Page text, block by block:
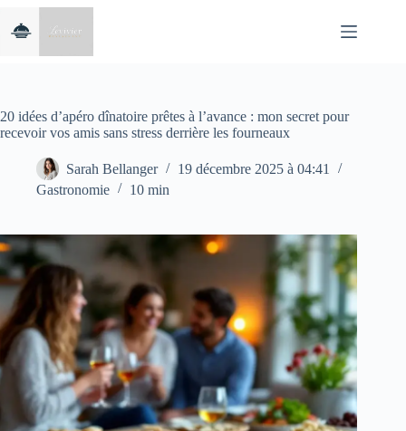
contenu
20 idées d’apéro dînatoire prêtes à l’avance : mon secret pour
recevoir vos amis sans stress derrière les fourneaux
Sarah Bellanger
19 décembre 2025 à 04:41
Gastronomie
10 min